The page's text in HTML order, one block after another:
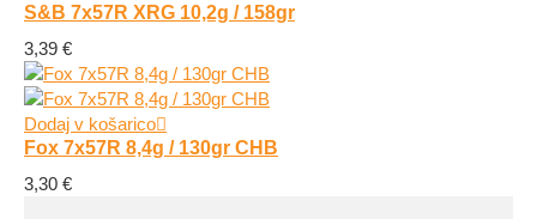
S&B 7x57R XRG 10,2g / 158gr
3,39 €
Dodaj v košarico
Fox 7x57R 8,4g / 130gr CHB
3,30 €